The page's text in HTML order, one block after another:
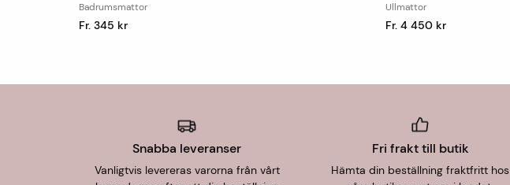
Badrumsmattor
Fr. 345 kr
Ullmattor
Fr. 4 450 kr
Snabba leveranser
Vanligtvis levereras varorna från vårt
Fri frakt till butik
Hämta din beställning fraktfritt hos